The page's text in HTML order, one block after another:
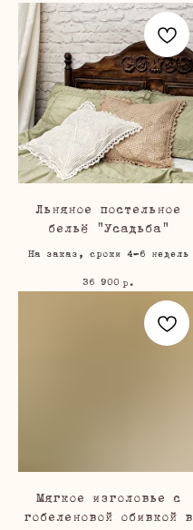
Льняное постельное
бельё "Усадьба"
На заказ, сроки 4-6 недель
36 900 р.
Мягкое изголовье с
гобеленовой обивкой в